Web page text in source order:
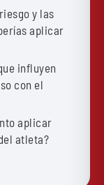
y las
aplicar
influyen
con el
aplicar
atleta?